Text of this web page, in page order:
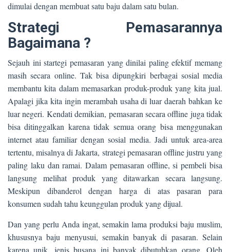
dimulai dengan membuat satu baju dalam satu bulan.
Strategi Pemasarannya
Bagaimana ?
Sejauh ini startegi pemasaran yang dinilai paling efektif memang
masih secara online. Tak bisa dipungkiri berbagai sosial media
membantu kita dalam memasarkan produk-produk yang kita jual.
Apalagi jika kita ingin merambah usaha di luar daerah bahkan ke
luar negeri. Kendati demikian, pemasaran secara offline juga tidak
bisa ditinggalkan karena tidak semua orang bisa menggunakan
internet atau familiar dengan sosial media. Jadi untuk area-area
tertentu, misalnya di Jakarta, strategi pemasaran offline justru yang
paling laku dan ramai. Dalam pemasaran offline, si pembeli bisa
langsung melihat produk yang ditawarkan secara langsung.
Meskipun dibanderol dengan harga di atas pasaran para
konsumen sudah tahu keunggulan produk yang dijual.
Dan yang perlu Anda ingat, semakin lama produksi baju muslim,
khususnya baju menyusui, semakin banyak di pasaran. Selain